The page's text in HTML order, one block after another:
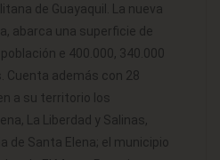
de Guayaquil. La nueva
abarca una superficie de
e 400.000, 340.000
Cuenta además con 28
a su territorio los
La Liberdad y Salinas,
de Santa Elena; el municipio